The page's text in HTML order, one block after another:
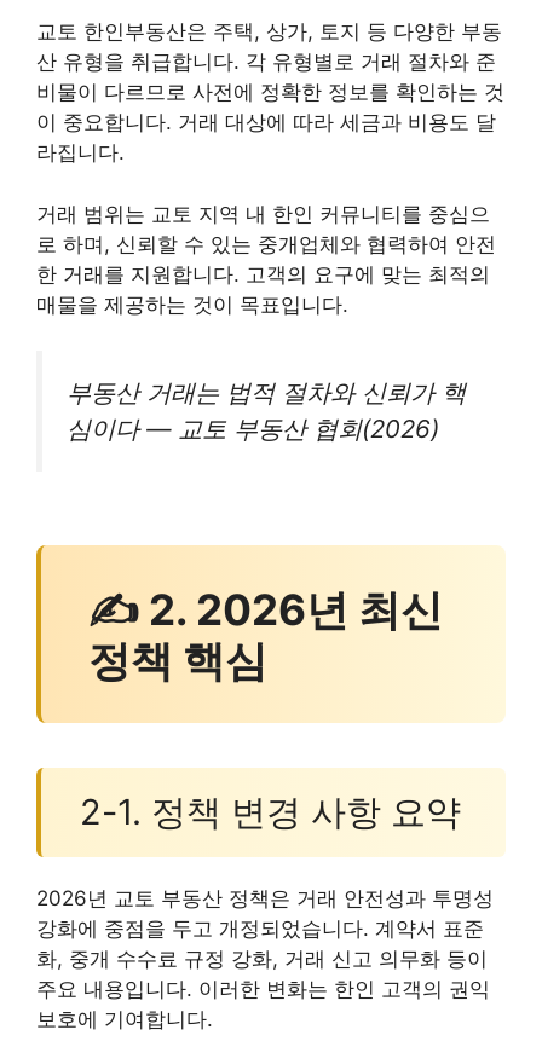
교토 한인부동산은 주택, 상가, 토지 등 다양한 부동
산 유형을 취급합니다. 각 유형별로 거래 절차와 준
비물이 다르므로 사전에 정확한 정보를 확인하는 것
이 중요합니다. 거래 대상에 따라 세금과 비용도 달
라집니다.
거래 범위는 교토 지역 내 한인 커뮤니티를 중심으
로 하며, 신뢰할 수 있는 중개업체와 협력하여 안전
한 거래를 지원합니다. 고객의 요구에 맞는 최적의
매물을 제공하는 것이 목표입니다.
부동산 거래는 법적 절차와 신뢰가 핵
심이다 — 교토 부동산 협회(2026)
✍ 2. 2026년 최신
정책 핵심
2-1. 정책 변경 사항 요약
2026년 교토 부동산 정책은 거래 안전성과 투명성
강화에 중점을 두고 개정되었습니다. 계약서 표준
화, 중개 수수료 규정 강화, 거래 신고 의무화 등이
주요 내용입니다. 이러한 변화는 한인 고객의 권익
보호에 기여합니다.